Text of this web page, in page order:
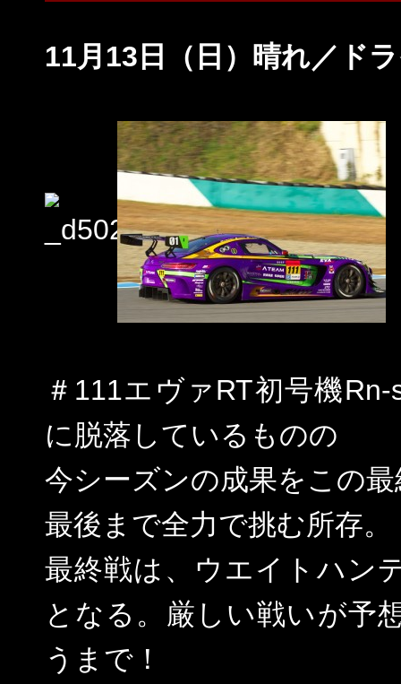
11月13日（日）晴れ／ド
＃111エヴァRT初号機
に脱落しているものの
今シーズンの成果をこの
最後まで全力で挑む所存。
最終戦は、ウエイトハン
となる。厳しい戦いが予
うまで！